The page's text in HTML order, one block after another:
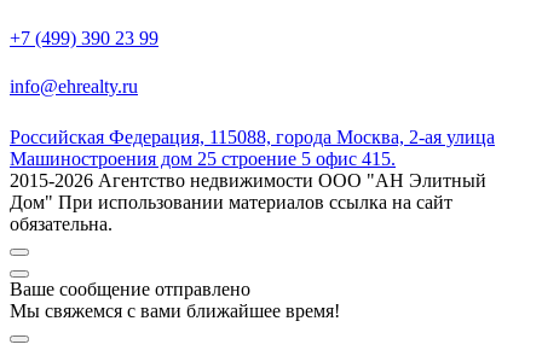
+7 (499) 390 23 99
info@ehrealty.ru
Российская Федерация, 115088, города Москва, 2-ая улица
Машиностроения дом 25 строение 5 офис 415.
2015-2026 Агентство недвижимости ООО "АН Элитный
Дом" При использовании материалов ссылка на сайт
обязательна.
Ваше сообщение отправлено
Мы свяжемся с вами ближайшее время!